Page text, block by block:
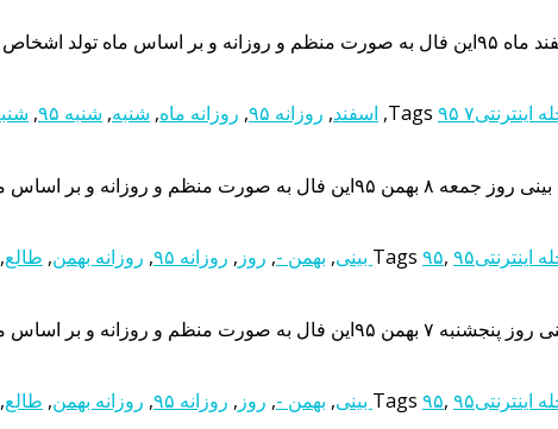
اینترنتی Tags ۹۵ ۷ , اسفند, روزانه ۹۵ , روزانه ماه, شنبه, شنبه ۹۵ ,
بروزرسانی می شود بنابراین شما می توانید با مراجعه به این صفحه از […]
اینترنتی Tags ۹۵, ۹۵ بینی , بهمن -, روز , روزانه ۹۵ , روزانه بهمن, طالع,
می شود بنابراین شما می توانید با مراجعه به این صفحه از […]
اینترنتی Tags ۹۵, ۹۵ بینی , بهمن -, روز , روزانه ۹۵ , روزانه بهمن, طالع,